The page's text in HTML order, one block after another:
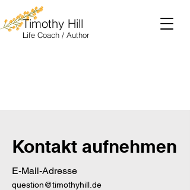
Timothy Hill
Life Coach / Author
Kontakt aufnehmen
E-Mail-Adresse
question@timothyhill.de